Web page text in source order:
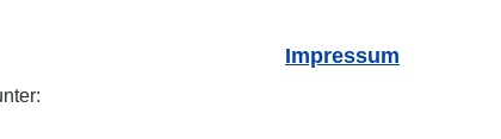
Impressum